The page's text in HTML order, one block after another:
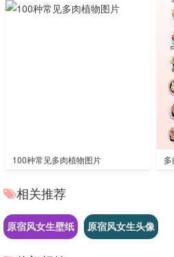
100种常见多肉植物图片
相关推荐
原宿风女生壁纸 原宿风女生头像